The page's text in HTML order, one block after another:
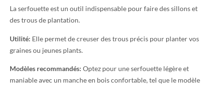
La serfouette est un outil indispensable pour faire des sillons et
des trous de plantation.
Utilité: Elle permet de creuser des trous précis pour planter vos
graines ou jeunes plants.
Modèles recommandés: Optez pour une serfouette légère et
maniable avec un manche en bois confortable, tel que le modèle